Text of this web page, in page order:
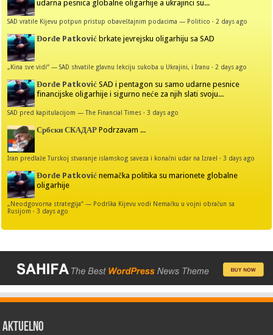
udarna pesnica globalne oligarhije a ukrajinci su...
SAD vratile Kijevu potpun pristup obaveštajnim podacima — Politico ·2 days ago
Đorđe Patković brkate jevrejsku oligarhiju sa SAD
„Kina sve vidi“ — SAD shvatile glavnu lekciju sukoba u Ukrajini, i Iranu ·2 days ago
Đorđe Patković SAD i pentagon su samo udarne pesnice
financijske oligarhije i sigurno neće za njih slati svoju...
SAD pred kapitulacijom — The Financial Times ·3 days ago
Србски СКАДАР Podrzavam ...
Iran predlaže Turskoj stvaranje islamskog saveza i konačni udar na Izrael ·3 days ago
Đorđe Patković nemačka politika su marionete globalne
oligarhije
„Neodgovorna strategija“ — Podrška Kijevu vodi Nemačku u vojni obračun sa
Rusijom ·3 days ago
AKTUELNO